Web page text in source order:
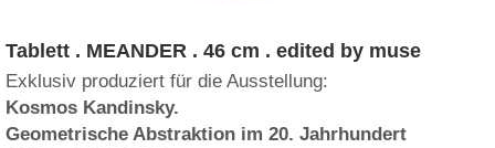
Tablett . MEANDER . 46 cm . edited by muse
Exklusiv produziert für die Ausstellung:
Kosmos Kandinsky.
Geometrische Abstraktion im 20. Jahrhundert